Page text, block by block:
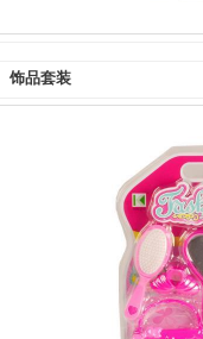
饰品套装